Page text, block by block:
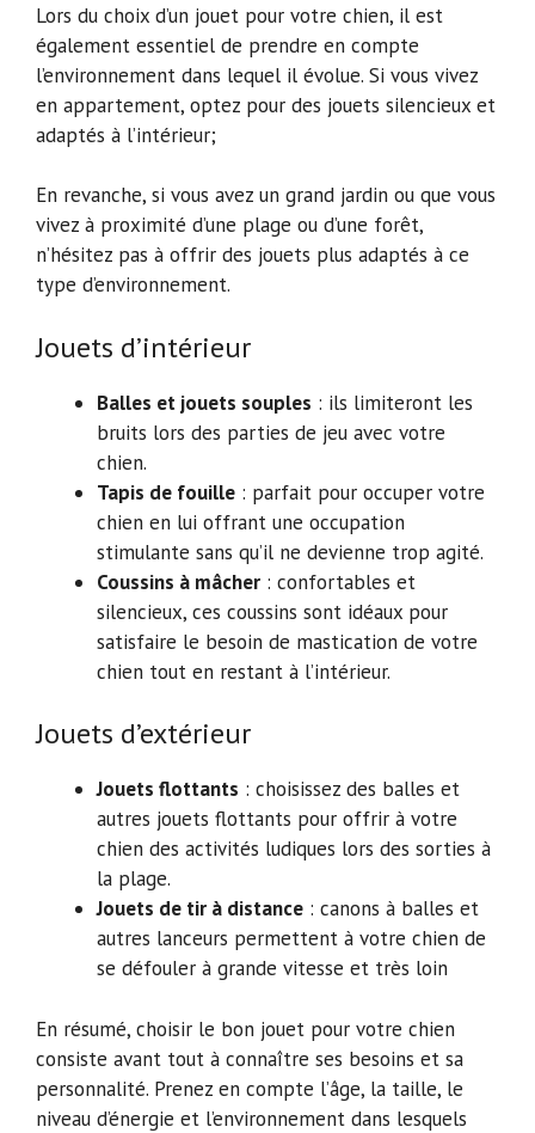
Lors du choix d’un jouet pour votre chien, il est
également essentiel de prendre en compte
l’environnement dans lequel il évolue. Si vous vivez
en appartement, optez pour des jouets silencieux et
adaptés à l’intérieur;
En revanche, si vous avez un grand jardin ou que vous
vivez à proximité d’une plage ou d’une forêt,
n’hésitez pas à offrir des jouets plus adaptés à ce
type d’environnement.
Jouets d’intérieur
Balles et jouets souples : ils limiteront les
bruits lors des parties de jeu avec votre
chien.
Tapis de fouille : parfait pour occuper votre
chien en lui offrant une occupation
stimulante sans qu’il ne devienne trop agité.
Coussins à mâcher : confortables et
silencieux, ces coussins sont idéaux pour
satisfaire le besoin de mastication de votre
chien tout en restant à l’intérieur.
Jouets d’extérieur
Jouets flottants : choisissez des balles et
autres jouets flottants pour offrir à votre
chien des activités ludiques lors des sorties à
la plage.
Jouets de tir à distance : canons à balles et
autres lanceurs permettent à votre chien de
se défouler à grande vitesse et très loin
En résumé, choisir le bon jouet pour votre chien
consiste avant tout à connaître ses besoins et sa
personnalité. Prenez en compte l’âge, la taille, le
niveau d’énergie et l’environnement dans lesquels